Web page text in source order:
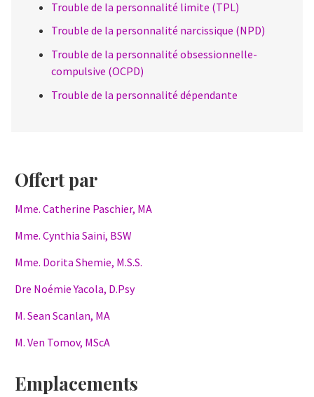
Offert par
Mme. Catherine Paschier, MA
Mme. Cynthia Saini, BSW
Mme. Dorita Shemie, M.S.S.
Dre Noémie Yacola, D.Psy
M. Sean Scanlan, MA
M. Ven Tomov, MScA
Emplacements
Trouble de la personnalité limite (TPL)
Trouble de la personnalité narcissique (NPD)
Trouble de la personnalité obsessionnelle-
compulsive (OCPD)
Trouble de la personnalité dépendante